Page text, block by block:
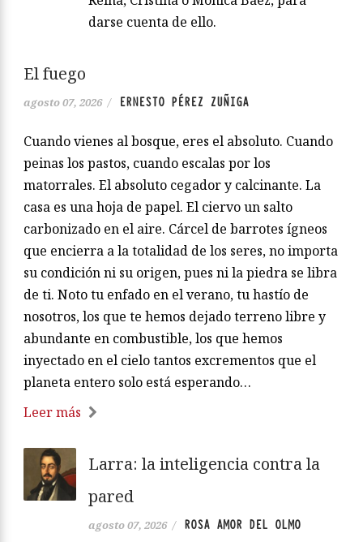
interpretado. Asomarse a Silvia, a
Dolores, a Ana de Bretaña, Marta de la
agosto 07, 2026 ERNESTO PÉREZ ZUÑIGA
Cuando vienes al bosque, eres el absoluto. Cuando
peinas los pastos, cuando escalas por los
matorrales. El absoluto cegador y calcinante. La
casa es una hoja de papel. El ciervo un salto
carbonizado en el aire. Cárcel de barrotes ígneos
que encierra a la totalidad de los seres, no importa
su condición ni su origen, pues ni la piedra se libra
de ti. Noto tu enfado en el verano, tu hastío de
nosotros, los que te hemos dejado terreno libre y
abundante en combustible, los que hemos
inyectado en el cielo tantos excrementos que el
Leer más
Larra: la inteligencia contra la